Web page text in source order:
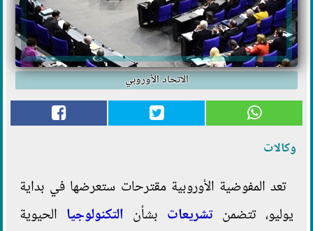
الاتحاد الأوروبي
وكالات
تعد المفوضية الأوروبية مقترحات ستعرضها في بداية
يوليو، تتضمن تشريعات بشأن التكنولوجيا الحيوية